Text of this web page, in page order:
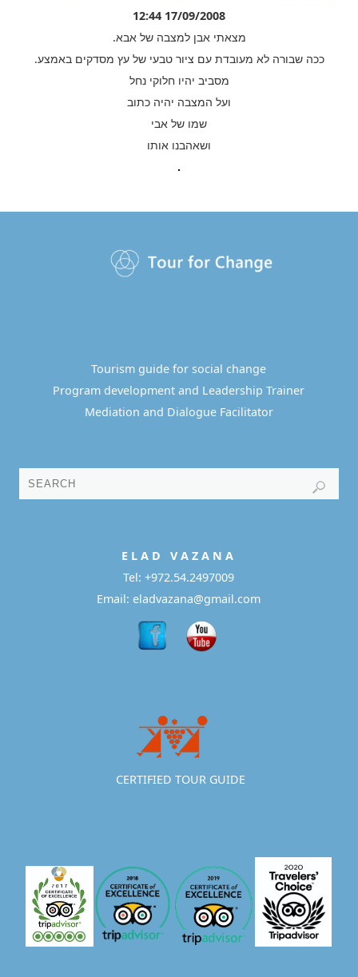
17/09/2008 12:44
מצאתי אבן למצבה של אבא.
ככה שבורה לא מעובדת עם ציור טבעי של עץ מסדקים באמצע.
מסביב יהיו חלוקי נחל
ועל המצבה יהיה כתוב
שמו של אבי
ושאהבנו אותו
.
Tourism guide for social change
Program development and Leadership Trainer
Mediation and Dialogue Facilitator
E L A D V A Z A N A
Tel:+972.54.2497009
Email: eladvazana@gmail.com
CERTIFIED TOUR GUIDE